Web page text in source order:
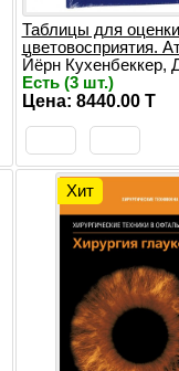
Таблицы для оценки
цветовосприятия.
Йёрн Кухенбеккер,
Есть (3 шт.)
Цена: 8440.00 T
Хит